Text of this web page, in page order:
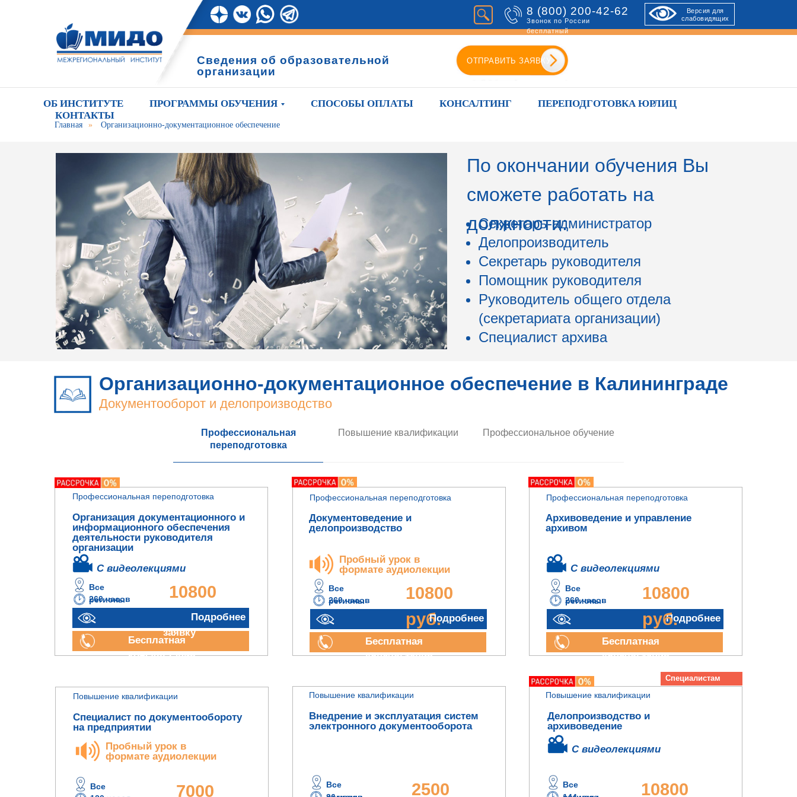
8 (800) 200-42-62
Звонок по России
бесплатный
ОТПРАВИТЬ ЗАЯВКУ
Версия для
слабовидящих
Сведения об образовательной
организации
ОБ ИНСТИТУТЕ ПРОГРАММЫ ОБУЧЕНИЯ СПОСОБЫ ОПЛАТЫ КОНСАЛТИНГ
ПЕРЕПОДГОТОВКА ЮРЛИЦ
КОНТАКТЫ
Главная » Организационно-документационное обеспечение
По окончании обучения Вы
сможете работать на
должности:
Секретарь-администратор
Делопроизводитель
Секретарь руководителя
Помощник руководителя
Руководитель общего отдела
(секретариата организации)
Специалист архива
Организационно-документационное обеспечение в Калининграде
Документооборот и делопроизводство
Профессиональная
переподготовка
Повышение квалификации Профессиональное обучение
Документоведение и
делопроизводство
Организация документационного и
информационного обеспечения
деятельности руководителя
организации
260 часов
10800
руб.
Все
регионы
Профессиональная переподготовка
Профессиональная переподготовка
260 часов
10800
руб.
Отправить
заявку
Все
регионы
Подробнее Подробнее
Бесплатная
консультация
Бесплатная
консультация
Пробный урок в
формате аудиолекции
С видеолекциями
Бесплатная
консультация
Подробнее
Профессиональная переподготовка
Все
регионы
10800
руб.
260 часов
Архивоведение и управление
архивом
С видеолекциями
Повышение квалификации
Специалист по документообороту
на предприятии
7000
Все
Внедрение и эксплуатация систем
электронного документооборота
2500
Все
Повышение квалификации
Пробный урок в
формате аудиолекции
Делопроизводство и
архивоведение
10800
Все
Повышение квалификации
С видеолекциями
Специалистам